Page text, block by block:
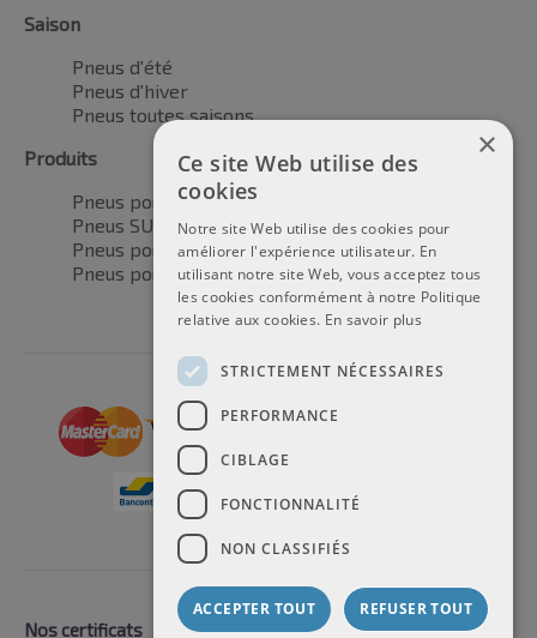
Saison
Pneus d'été
Pneus d'hiver
Pneus toutes saisons
Produits
Pneus pour voitures
Pneus SUV / 4x4
Pneus pour camionnettes
Pneus pour motos
Nos certificats
×
Ce site Web utilise des
cookies
Notre site Web utilise des cookies pour
améliorer l'expérience utilisateur. En
utilisant notre site Web, vous acceptez tous
les cookies conformément à notre Politique
relative aux cookies. En savoir plus
STRICTEMENT NÉCESSAIRES
PERFORMANCE
CIBLAGE
FONCTIONNALITÉ
NON CLASSIFIÉS
ACCEPTER TOUT REFUSER TOUT